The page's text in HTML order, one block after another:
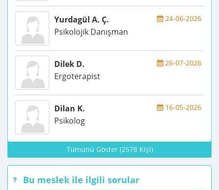
24-06-2026
Yurdagül A. Ç.
Psikolojik Danışman
26-07-2026
Dilek D.
Ergoterapist
16-05-2026
Dilan K.
Psikolog
Tümünü Göster (2578 Kişi)
Bu meslek ile ilgili sorular